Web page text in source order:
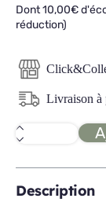
Dont 10,00€
réduction)
Livraison à
quantité
de
table
ext
papillon
Description